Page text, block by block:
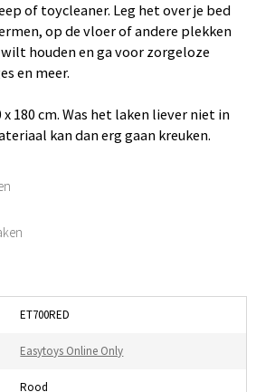
of toycleaner. Leg het over je bed
op de vloer of andere plekken
houden en ga voor zorgeloze
en meer.
180 cm. Was het laken liever niet in
kan dan erg gaan kreuken.
ET700RED
Easytoys Online Only
Rood